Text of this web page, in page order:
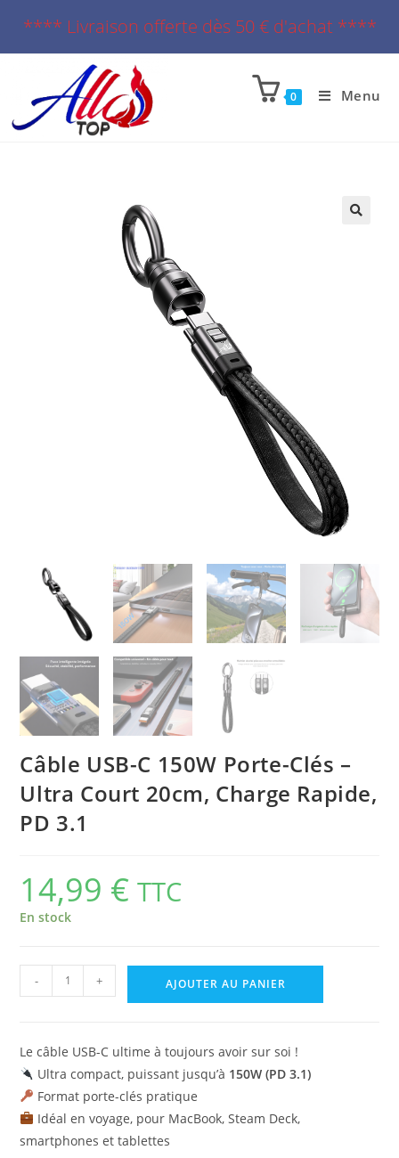
**** Livraison offerte dès 50 € d'achat ****
0 Menu
Câble USB-C 150W Porte-Clés –
Ultra Court 20cm, Charge Rapide,
PD 3.1
14,99 € TTC
En stock
- + AJOUTER AU PANIER
Le câble USB-C ultime à toujours avoir sur soi !
Ultra compact, puissant jusqu’à 150W (PD 3.1)
Format porte-clés pratique
Idéal en voyage, pour MacBook, Steam Deck,
smartphones et tablettes